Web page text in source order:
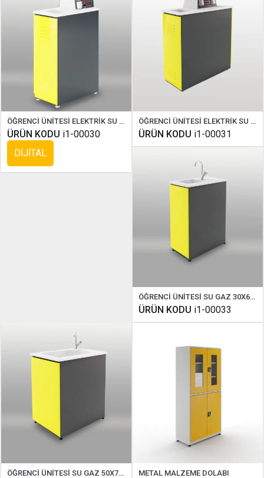
ÖĞRENCİ ÜNİTESİ ELEKTRİK SU GAZ DİJİTAL
ÜRÜN KODU i1-00030
DİJİTAL
ÖĞRENCİ ÜNİTESİ ELEKTRİK SU GAZ ÇİFT TARAFLI
ÜRÜN KODU i1-00031
ÖĞRENCİ ÜNİTESİ SU GAZ 30X60 CM
ÜRÜN KODU i1-00033
ÖĞRENCİ ÜNİTESİ SU GAZ 50X70 CM METAL MALZEME DOLABI